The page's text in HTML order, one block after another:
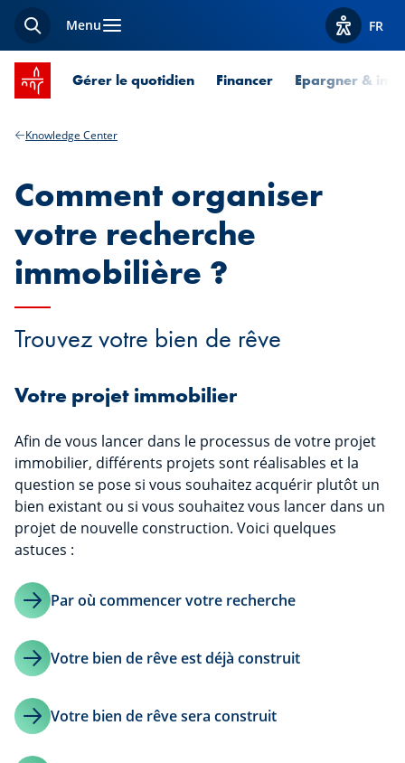
Recherche
Menu Afficher
FR
Accueil SPUERKEESS
Gérer le quotidien Financer Epargner &
Knowledge Center
Comment organiser
votre recherche
immobilière ?
Trouvez votre bien de rêve
Votre projet immobilier
Afin de vous lancer dans le processus de votre projet
immobilier, différents projets sont réalisables et la
question se pose si vous souhaitez acquérir plutôt un
bien existant ou si vous souhaitez vous lancer dans un
projet de nouvelle construction. Voici quelques
astuces :
Par où commencer votre recherche
Votre bien de rêve est déjà construit
Votre bien de rêve sera construit